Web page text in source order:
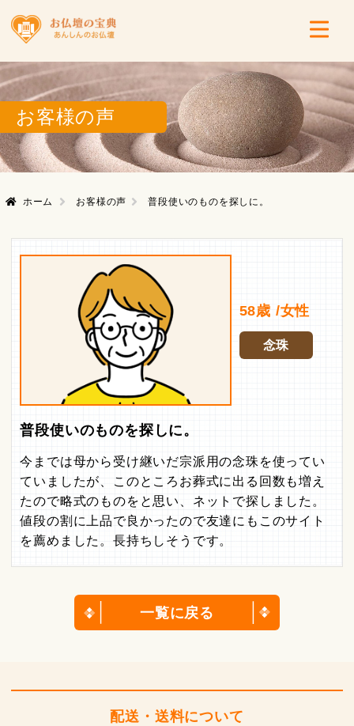
お客様の声
ホーム お客様の声 普段使いのものを探しに。
58歳 /女性
念珠
普段使いのものを探しに。
今までは母から受け継いだ宗派用の念珠を使ってい
ていましたが、このところお葬式に出る回数も増え
たので略式のものをと思い、ネットで探しました。
値段の割に上品で良かったので友達にもこのサイト
を薦めました。長持ちしそうです。
一覧に戻る
配送・送料について